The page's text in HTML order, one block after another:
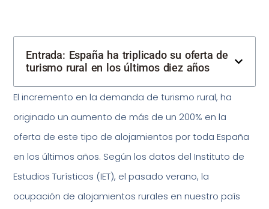
Entrada: España ha triplicado su oferta de
turismo rural en los últimos diez años
El incremento en la demanda de turismo rural, ha
originado un aumento de más de un 200% en la
oferta de este tipo de alojamientos por toda España
en los últimos años. Según los datos del Instituto de
Estudios Turísticos (IET), el pasado verano, la
ocupación de alojamientos rurales en nuestro país